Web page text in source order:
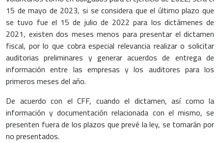
15 de mayo de 2023, si se considera que el último plazo que
se tuvo fue el 15 de julio de 2022 para los dictámenes de
2021, existen dos meses menos para presentar el dictamen
fiscal, por lo que cobra especial relevancia realizar o solicitar
auditorias preliminares y generar acuerdos de entrega de
información entre las empresas y los auditores para los
primeros meses del año.
De acuerdo con el CFF, cuando el dictamen, así como la
información y documentación relacionada con el mismo, se
presenten fuera de los plazos que prevé la ley, se tomarán por
no presentados.